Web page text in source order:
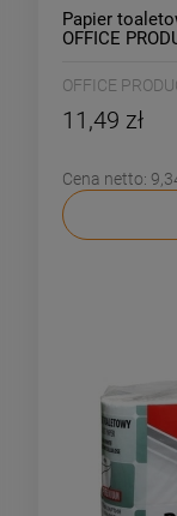
Papier
OFFICE
OFFICE
11,49 zł
Cena netto: